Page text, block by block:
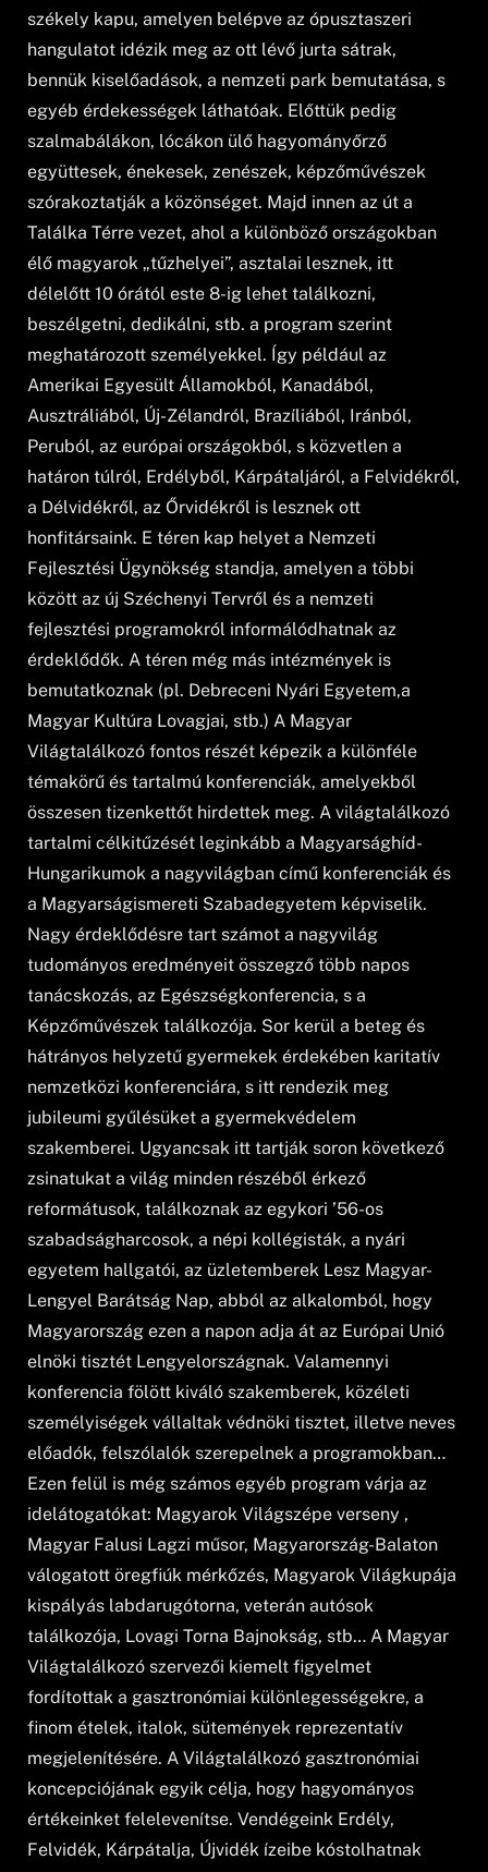
székely kapu, amelyen belépve az ópusztaszeri
hangulatot idézik meg az ott lévő jurta sátrak,
bennük kiselőadások, a nemzeti park bemutatása, s
egyéb érdekességek láthatóak. Előttük pedig
szalmabálákon, lócákon ülő hagyományőrző
együttesek, énekesek, zenészek, képzőművészek
szórakoztatják a közönséget. Majd innen az út a
Találka Térre vezet, ahol a különböző országokban
élő magyarok „tűzhelyei”, asztalai lesznek, itt
délelőtt 10 órától este 8-ig lehet találkozni,
beszélgetni, dedikálni, stb. a program szerint
meghatározott személyekkel. Így például az
Amerikai Egyesült Államokból, Kanadából,
Ausztráliából, Új-Zélandról, Brazíliából, Iránból,
Peruból, az európai országokból, s közvetlen a
határon túlról, Erdélyből, Kárpátaljáról, a Felvidékről,
a Délvidékről, az Őrvidékről is lesznek ott
honfitársaink. E téren kap helyet a Nemzeti
Fejlesztési Ügynökség standja, amelyen a többi
között az új Széchenyi Tervről és a nemzeti
fejlesztési programokról informálódhatnak az
érdeklődők. A téren még más intézmények is
bemutatkoznak (pl. Debreceni Nyári Egyetem,a
Magyar Kultúra Lovagjai, stb.) A Magyar
Világtalálkozó fontos részét képezik a különféle
témakörű és tartalmú konferenciák, amelyekből
összesen tizenkettőt hirdettek meg. A világtalálkozó
tartalmi célkitűzését leginkább a Magyarsághíd-
Hungarikumok a nagyvilágban című konferenciák és
a Magyarságismereti Szabadegyetem képviselik.
Nagy érdeklődésre tart számot a nagyvilág
tudományos eredményeit összegző több napos
tanácskozás, az Egészségkonferencia, s a
Képzőművészek találkozója. Sor kerül a beteg és
hátrányos helyzetű gyermekek érdekében karitatív
nemzetközi konferenciára, s itt rendezik meg
jubileumi gyűlésüket a gyermekvédelem
szakemberei. Ugyancsak itt tartják soron következő
zsinatukat a világ minden részéből érkező
reformátusok, találkoznak az egykori ’56-os
szabadságharcosok, a népi kollégisták, a nyári
egyetem hallgatói, az üzletemberek Lesz Magyar-
Lengyel Barátság Nap, abból az alkalomból, hogy
Magyarország ezen a napon adja át az Európai Unió
elnöki tisztét Lengyelországnak. Valamennyi
konferencia fölött kiváló szakemberek, közéleti
személyiségek vállaltak védnöki tisztet, illetve neves
előadók, felszólalók szerepelnek a programokban…
Ezen felül is még számos egyéb program várja az
idelátogatókat: Magyarok Világszépe verseny ,
Magyar Falusi Lagzi műsor, Magyarország-Balaton
válogatott öregfiúk mérkőzés, Magyarok Világkupája
kispályás labdarugótorna, veterán autósok
találkozója, Lovagi Torna Bajnokság, stb… A Magyar
Világtalálkozó szervezői kiemelt figyelmet
fordítottak a gasztronómiai különlegességekre, a
finom ételek, italok, sütemények reprezentatív
megjelenítésére. A Világtalálkozó gasztronómiai
koncepciójának egyik célja, hogy hagyományos
értékeinket felelevenítse. Vendégeink Erdély,
Felvidék, Kárpátalja, Újvidék ízeibe kóstolhatnak